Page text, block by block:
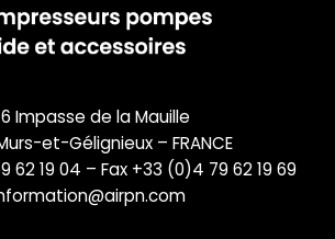
Impasse de la Mauille
et-Gélignieux – FRANCE
62 19 04 – Fax +33 (0)4 79 62 19 69